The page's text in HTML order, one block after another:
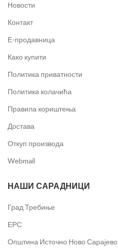
Новости
Контакт
Е-продавница
Како купити
Политика приватности
Политика колачића
Правила кориштења
Достава
Откуп производа
Webmail
НАШИ САРАДНИЦИ
Град Требиње
ЕРС
Општина Источно Ново Сарајево